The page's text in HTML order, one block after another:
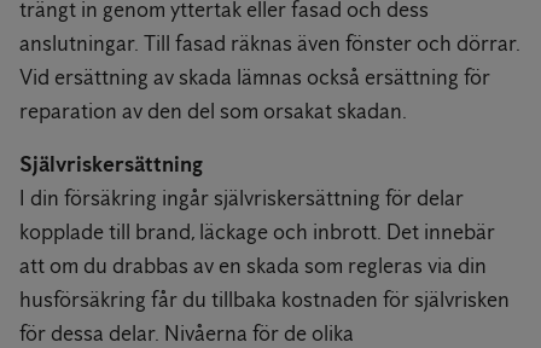
trängt in genom yttertak eller fasad och dess
anslutningar. Till fasad räknas även fönster och dörrar.
Vid ersättning av skada lämnas också ersättning för
reparation av den del som orsakat skadan.
Självriskersättning
I din försäkring ingår självriskersättning för delar
kopplade till brand, läckage och inbrott. Det innebär
att om du drabbas av en skada som regleras via din
husförsäkring får du tillbaka kostnaden för självrisken
för dessa delar. Nivåerna för de olika